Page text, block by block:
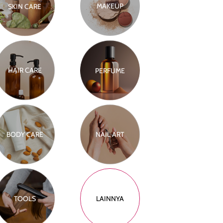
SKIN CARE MAKEUP
HAIR CARE PERFUME
BODY CARE NAIL ART
TOOLS LAINNYA